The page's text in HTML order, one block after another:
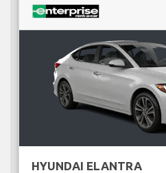
HYUNDAI ELANTRA